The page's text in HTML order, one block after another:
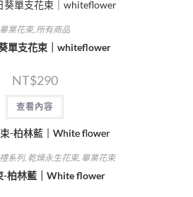
畢業花束,所有商品
單支花束｜whiteflower
NT$290
查看內容
系列, 乾燥永生花束, 畢業花束
-柏林藍｜White flower